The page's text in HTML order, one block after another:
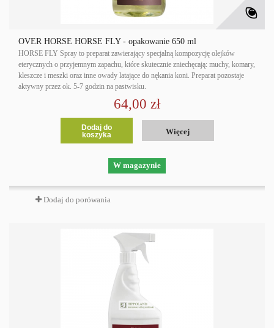
OVER HORSE HORSE FLY - opakowanie 650 ml
HORSE FLY Spray to preparat zawierający specjalną kompozycję olejków
eterycznych o przyjemnym zapachu, które skutecznie zniechęcają: muchy, komary,
kleszcze i meszki oraz inne owady latające do nękania koni. Preparat pozostaje
aktywny przez ok. 5-7 godzin na pastwisku.
64,00 zł
Dodaj do
koszyka
Więcej
W magazynie
Dodaj do porówania